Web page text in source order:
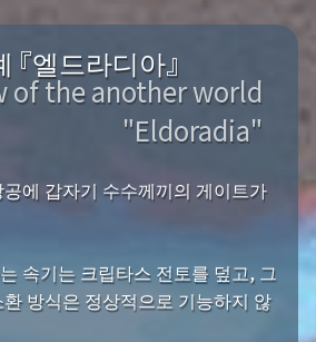
엘드라디아』
of the another world
"Eldoradia"
에 갑자기 수수께끼의 게이트가
속기는 크립타스 전토를 덮고, 그
방식은 정상적으로 기능하지 않